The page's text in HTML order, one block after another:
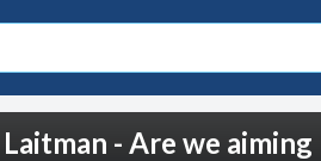
- Are we aiming